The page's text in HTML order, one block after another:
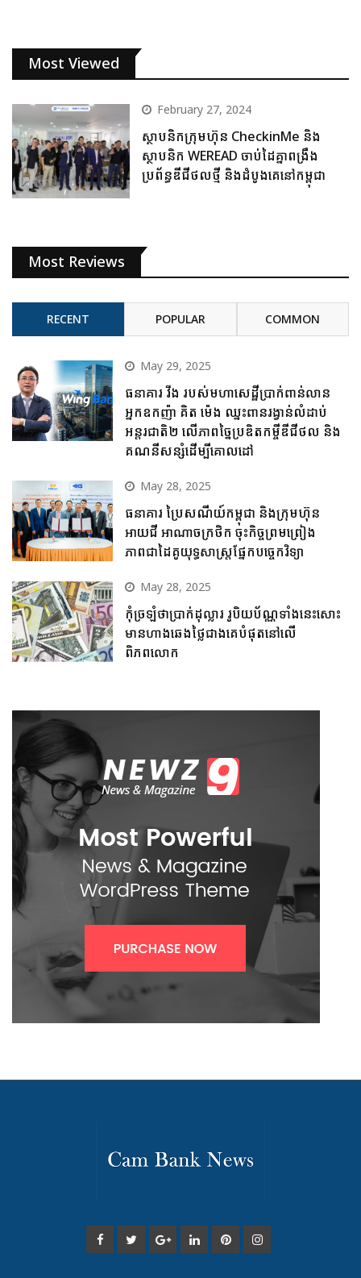
Most Viewed
February 27, 2024
ស្ថាបនិកក្រុមហ៊ុន CheckinMe និង
ស្ថាបនិក WEREAD ចាប់ដៃគ្នាពង្រឹង
ប្រព័ន្ធឌីជីថលថ្មី និងដំបូងគេនៅកម្ពុជា
Most Reviews
RECENT POPULAR COMMON
May 29, 2025
ធនាគារ វីង របស់មហាសេដ្ឋីប្រាក់ពាន់លាន
អ្នកឧកញ៉ា គិត ម៉េង ឈ្នះពានរង្វាន់លំដាប់
អន្តរជាតិ២ លើភាពច្នៃប្រឌិតកម្ចីឌីជីថល និង
គណនីសន្សំដើម្បីគោលដៅ
May 28, 2025
ធនាគារ ប្រៃសណីយ៍កម្ពុជា និងក្រុមហ៊ុន
អាយជី អាណាចក្រថិក ចុះកិច្ចព្រមព្រៀង
ភាពជាដៃគូយុទ្ធសាស្ត្រផ្នែកបច្ចេកវិទ្យា
May 28, 2025
កុំច្រឡំថាប្រាក់ដុល្លារ រូបិយប័ណ្ណទាំងនេះសោះ
មានហាងឆេងថ្លៃជាងគេបំផុតនៅលើ
ពិភពលោក